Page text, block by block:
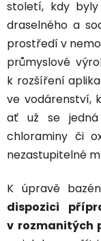
století, kdy
draselného a
prostředí v
průmyslové
k rozšíření
ve vodárenství,
ať už se
chloraminy či
nezastupitelné
K úpravě
dispozici
v rozmanitých